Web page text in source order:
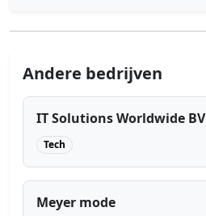
Andere bedrijven
IT Solutions Worldwide BV
Tech
Meyer mode